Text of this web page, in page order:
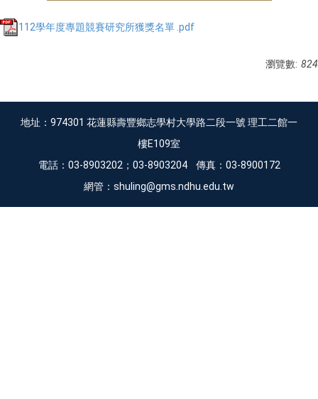
112學年度專題競賽研究所獲獎名單 .pdf
瀏覽數: 824
地址：974301 花蓮縣壽豐鄉志學村大學路二段一號 理工二館一
樓E109室
電話：03-8903202；03-8903204 傳真：03-8900172
網管：shuling@gms.ndhu.edu.tw